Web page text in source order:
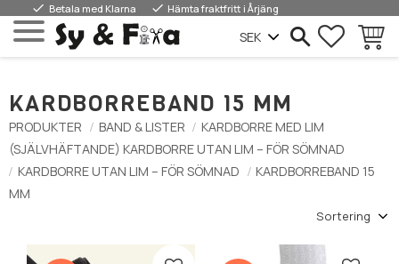
Meny
done Betala med Klarna done Hämta fraktfritt i Årjäng
KARDBORREBAND 15 MM
PRODUKTER BAND & LISTER
KARDBORRE MED LIM
(SJÄLVHÄFTANDE) KARDBORRE UTAN LIM – FÖR SÖMNAD
KARDBORRE UTAN LIM – FÖR SÖMNAD
KARDBORREBAND 15
MM